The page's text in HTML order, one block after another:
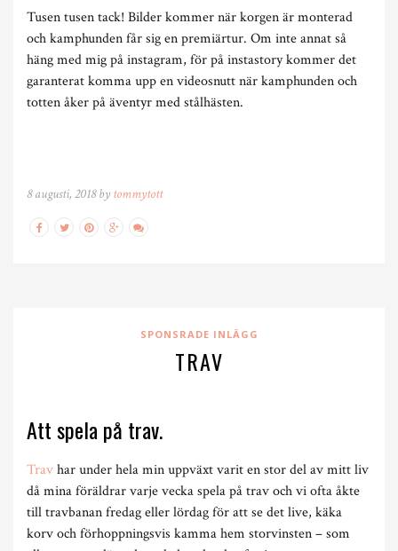
Tusen tusen tack! Bilder kommer när korgen är monterad
och kamphunden får sig en premiärtur. Om inte annat så
häng med mig på instagram, för på instastory kommer det
garanterat komma upp en videosnutt när kamphunden och
totten åker på äventyr med stålhästen.
8 augusti, 2018 by tommytott
SPONSRADE INLÄGG
TRAV
Att spela på trav.
Travhar under hela min uppväxt varit en stor del av mitt liv
då mina föräldrar varje vecka spela på trav och vi ofta åkte
till travbanan fredag eller lördag för att se det live, käka
korv och förhoppningsvis kamma hem storvinsten – som